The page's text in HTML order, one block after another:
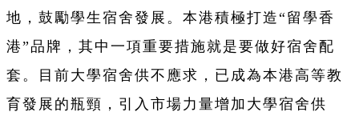
地，鼓勵學生宿舍發展。本港積極打造“留學香
港”品牌，其中一項重要措施就是要做好宿舍配
套。目前大學宿舍供不應求，已成為本港高等教
育發展的瓶頸，引入市場力量增加大學宿舍供